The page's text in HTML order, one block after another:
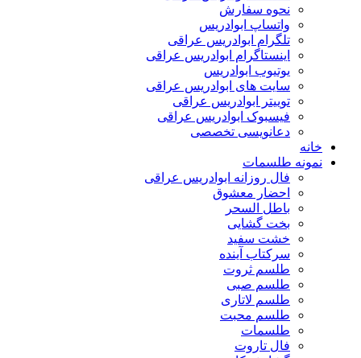
نحوه سفارش
واتساپ ابوادریس
تلگرام ابوادریس عراقی
اینستاگرام ابوادریس عراقی
یوتیوب ابوادریس
سایت های ابوادریس عراقی
توییتر ابوادریس عراقی
فیسبوک ابوادریس عراقی
دعانویسی تخصصی
خانه
نمونه طلسمات
فال روزانه ابوادریس عراقی
احضار معشوق
باطل السحر
بخت گشایی
خشت سفید
سرکتاب آینده
طلسم ثروت
طلسم صبی
طلسم لاتاری
طلسم محبت
طلسمات
فال تاروت